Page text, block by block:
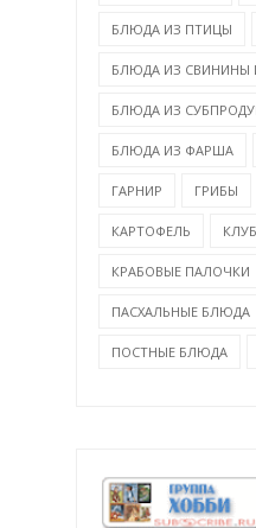
БЛЮДА ИЗ ПТИЦЫ
БЛЮДА ИЗ СВИНИНЫ
БЛЮДА ИЗ
БЛЮДА ИЗ ФАРША
ГАРНИР ГРИБЫ
КАРТОФЕЛЬ
КРАБОВЫЕ ПАЛОЧКИ
ПАСХАЛЬНЫЕ БЛЮДА
ПОСТНЫЕ БЛЮДА